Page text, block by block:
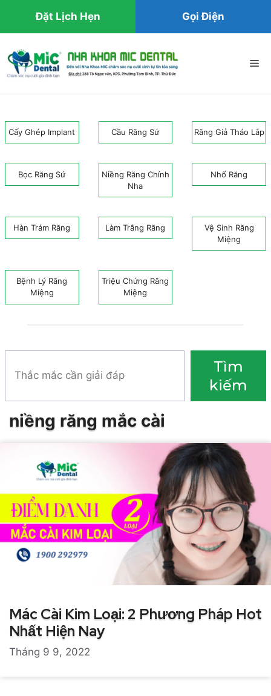
đến
Cấy Ghép Implant Cầu Răng Sứ Răng Giả Tháo Lắp
Bọc Răng Sứ
Niềng Răng Chỉnh
Nha
Nhổ Răng
Hàn Trám Răng Làm Trắng Răng
Vệ Sinh Răng
Miệng
Bệnh Lý Răng
Miệng
Triệu Chứng Răng
Miệng
kiếm
Tìm
kiếm
niềng răng mắc cài
Mác Cài Kim Loại: 2 Phương Pháp Hot
Nhất Hiện Nay
Tháng 9 9, 2022
Đặt Lịch Hẹn Gọi Điện